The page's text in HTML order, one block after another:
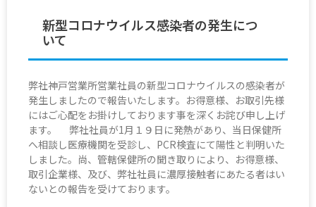
新型コロナウイルス感染者の発生につ
いて
弊社神戸営業所営業社員の新型コロナウイルスの感染者が
発生しましたので報告いたします。お得意様、お取引先様
にはご心配をお掛けしております事を深くお詫び申し上げ
ます。 弊社社員が1月１９日に発熱があり、当日保健所
へ相談し医療機関を受診し、PCR検査にて陽性と判明いた
しました。尚、管轄保健所の聞き取りにより、お得意様、
取引企業様、及び、弊社社員に濃厚接触者にあたる者はい
ないとの報告を受けております。